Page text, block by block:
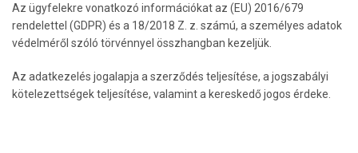
Az ügyfelekre vonatkozó információkat az (EU) 2016/679
rendelettel (GDPR) és a 18/2018 Z. z. számú, a személyes adatok
védelméről szóló törvénnyel összhangban kezeljük.
Az adatkezelés jogalapja a szerződés teljesítése, a jogszabályi
kötelezettségek teljesítése, valamint a kereskedő jogos érdeke.